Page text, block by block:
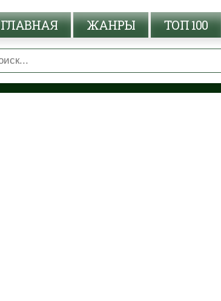
ГЛАВНАЯ ЖАНРЫ ТОП 100